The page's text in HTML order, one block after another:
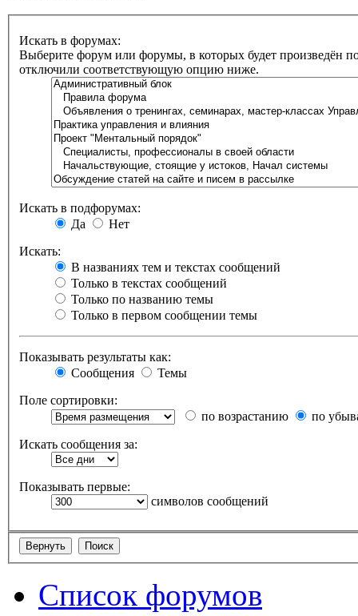
Искать в форумах:
Выберите форум или форумы, в которых будет произведён
отключили соответствующую опцию ниже.
Искать в подфорумах:
Да
Нет
Искать:
В названиях тем и текстах сообщений
Только в текстах сообщений
Только по названию темы
Только в первом сообщении темы
Показывать результаты как:
Сообщения
Темы
Поле сортировки:
по возрастанию
по
Искать сообщения за:
Показывать первые:
символов сообщений
Список форумов